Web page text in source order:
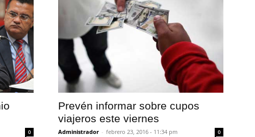
0
Prevén informar sobre cupos
viajeros este viernes
Administrador - febrero 23, 2016 - 11:34 pm 0